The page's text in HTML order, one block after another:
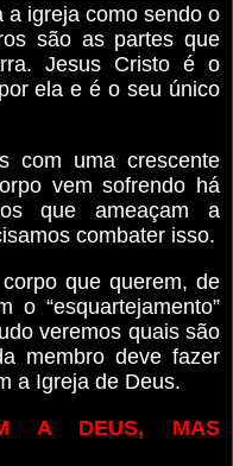
a igreja como sendo o
são as partes que
Jesus Cristo é o
ela e é o seu único
com uma crescente
vem sofrendo há
que ameaçam a
combater isso.
que querem, de
o “esquartejamento”
veremos quais são
membro deve fazer
a Igreja de Deus.
A DEUS, MAS